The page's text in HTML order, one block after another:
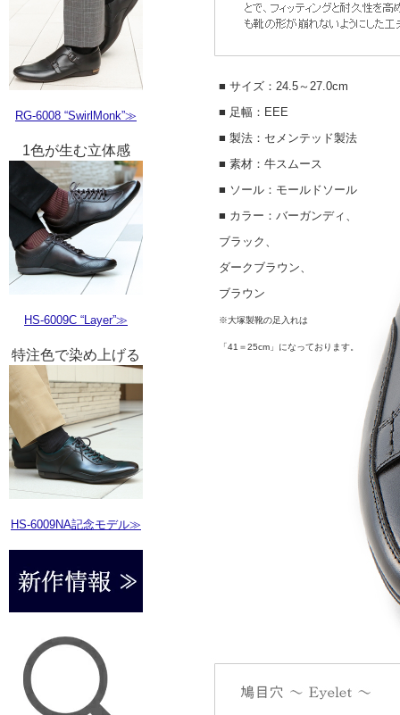
RG-6008 “SwirlMonk”≫
1色が生む立体感
HS-6009C “Layer”≫
特注色で染め上げる
HS-6009NA記念モデル≫
■ サイズ：24.5～27.0cm
■ 足幅：EEE
■ 製法：セメンテッド製法
■ 素材：牛スムース
■ ソール：モールドソール
■ カラー：バーガンディ、
ブラック、
ダークブラウン、
ブラウン
※大塚製靴の足入れは
「41＝25cm」になっております。